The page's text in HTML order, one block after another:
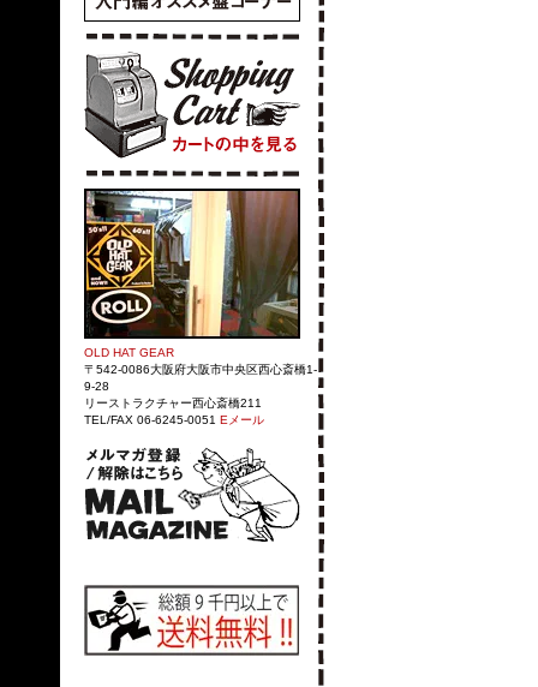
OLD HAT GEAR
〒542-0086大阪府大阪市中央区西心斎橋1-
9-28
リーストラクチャー西心斎橋211
TEL/FAX 06-6245-0051 Eメール